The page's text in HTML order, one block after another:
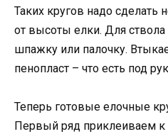
Таких кругов надо сделать
от высоты елки. Для
шпажку или палочку.
пенопласт – что есть под
Теперь готовые елочные
Первый ряд приклеиваем